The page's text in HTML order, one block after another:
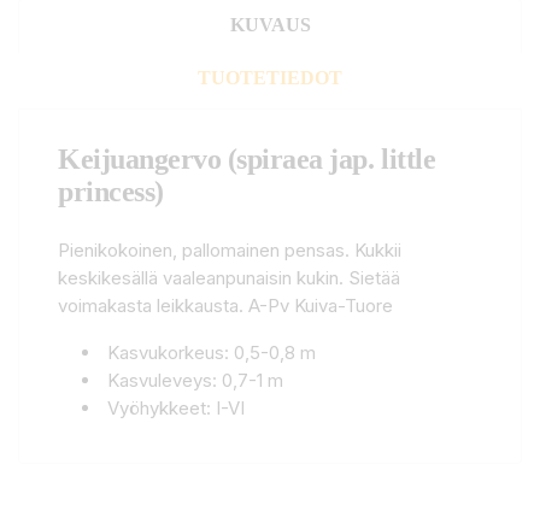
KUVAUS
TUOTETIEDOT
Keijuangervo (spiraea jap. little
princess)
Pienikokoinen, pallomainen pensas. Kukkii
keskikesällä vaaleanpunaisin kukin. Sietää
voimakasta leikkausta. A-Pv Kuiva-Tuore
Kasvukorkeus: 0,5-0,8 m
Kasvuleveys: 0,7-1 m
Vyöhykkeet: I-VI